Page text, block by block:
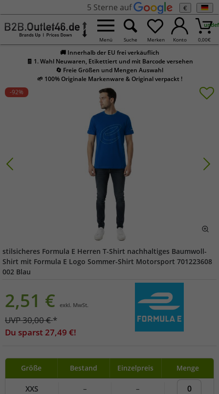
5 Sterne auf €
Menü Suche Merken Konto 0,00€
🚚 Innerhalb der EU frei verkäuflich
🧾 1. Wahl Neuwaren, Etikettiert und mit Barcode versehen
🔄 Freie Größen und Mengen Auswahl
🌱 100% Originale Markenware & Original verpackt !
-92%
stilsicheres Formula E Herren T-Shirt nachhaltiges Baumwoll-
Shirt mit Formula E Logo Sommer-Shirt Motorsport 701223608
002 Blau
2,51 € exkl. MwSt.
UVP30,00€*
Du sparst 27,49 €!
Größe Bestand Einzelpreis Menge
XXS – –